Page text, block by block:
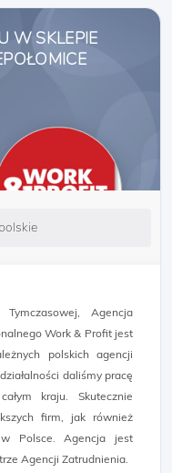
W SKLEPIE
Agencja
Work & Profit jest
polskich agencji
daliśmy pracę
kraju. Skutecznie
firm, jak również
w Polsce. Agencja jest
Agencji Zatrudnienia.